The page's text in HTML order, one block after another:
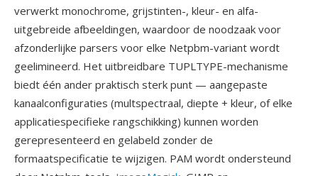
verwerkt monochrome, grijstinten-, kleur- en alfa-
uitgebreide afbeeldingen, waardoor de noodzaak voor
afzonderlijke parsers voor elke Netpbm-variant wordt
geelimineerd. Het uitbreidbare TUPLTYPE-mechanisme
biedt één ander praktisch sterk punt — aangepaste
kanaalconfiguraties (multspectraal, diepte + kleur, of elke
applicatiespecifieke rangschikking) kunnen worden
gerepresenteerd en gelabeld zonder de
formaatspecificatie te wijzigen. PAM wordt ondersteund